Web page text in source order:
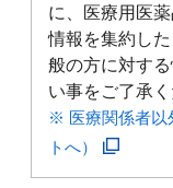
に、医療用医
情報を集約し
般の方に対す
い事をご了承く
※ 医療関係者以
トへ）